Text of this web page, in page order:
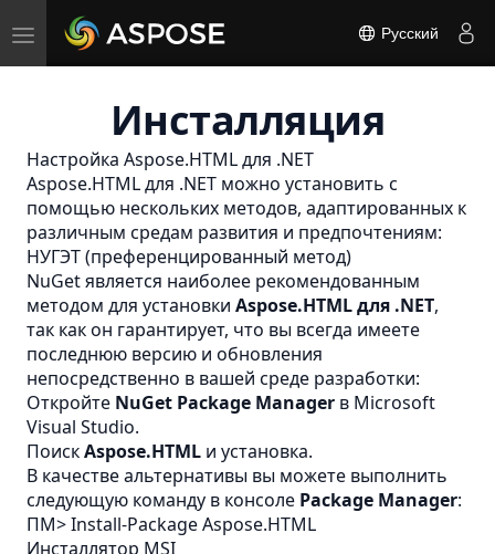
Toggle
navigation
Русский
Инсталляция
Настройка Aspose.HTML для .NET
Aspose.HTML для .NET можно установить с
помощью нескольких методов, адаптированных к
различным средам развития и предпочтениям:
НУГЭТ (преференцированный метод)
NuGet является наиболее рекомендованным
методом для установки Aspose.HTML для .NET,
так как он гарантирует, что вы всегда имеете
последнюю версию и обновления
непосредственно в вашей среде разработки:
Откройте NuGet Package Manager в Microsoft
Visual Studio.
ПоискAspose.HTML и установка.
В качестве альтернативы вы можете выполнить
следующую команду в консоле Package Manager:
ПМ> Install-Package Aspose.HTML
Инсталлятор MSI